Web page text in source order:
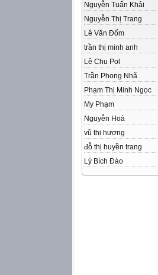
Nguyễn Tuấn Khải
Nguyễn Thị Trang
Lê Văn Đốm
trần thị minh anh
Lê Chu Pol
Trần Phong Nhã
Phạm Thị Minh Ngọc
My Phạm
Nguyễn Hoà
vũ thị hương
đỗ thị huyền trang
Lý Bích Đào